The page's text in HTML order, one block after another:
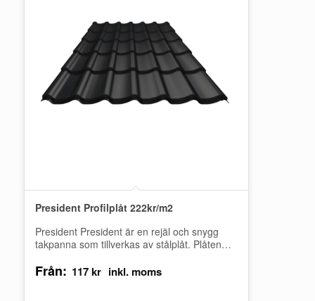
President Profilplåt 222kr/m2
President President är en rejäl och snygg
takpanna som tillverkas av stålplåt. Plåten
Från: 117kr